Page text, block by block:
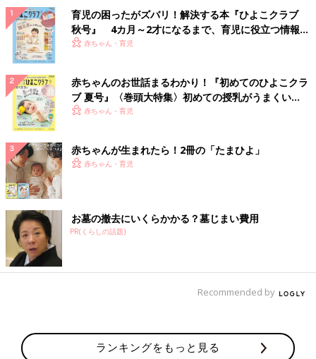
育児の困ったがズバリ！解決する本『ひよこクラブ
秋号』 4カ月～2才になるまで、育児に役立つ情報が
いっぱい！
赤ちゃん・育児
赤ちゃんのお世話まるわかり！『初めてのひよこクラ
ブ 夏号』〈巻頭大特集〉初めての授乳がうまくい
く！ おっぱい・ミルクの基本と夏のトラブル 解決テ
赤ちゃん・育児
赤ちゃんが生まれたら！2冊の「たまひよ」
赤ちゃん・育児
お墓の撤去にいくらかかる？墓じまい費用
PR(くらしの話題)
Recommended by
ランキングをもっと見る